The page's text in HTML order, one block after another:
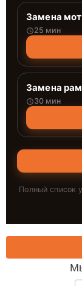
Замена
25 мин
Замена
30 мин
Полный список